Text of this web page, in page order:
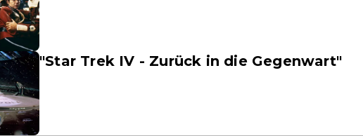
"Star Trek IV - Zurück in die Gegenwart"